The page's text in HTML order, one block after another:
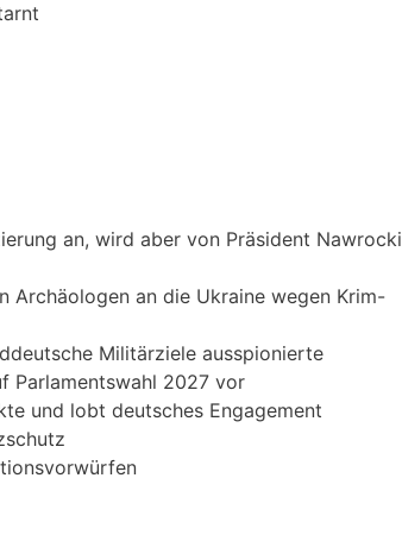
an, wird aber von Präsident Nawrocki
Archäologen an die Ukraine wegen Krim-
Militärziele ausspionierte
Parlamentswahl 2027 vor
und lobt deutsches Engagement